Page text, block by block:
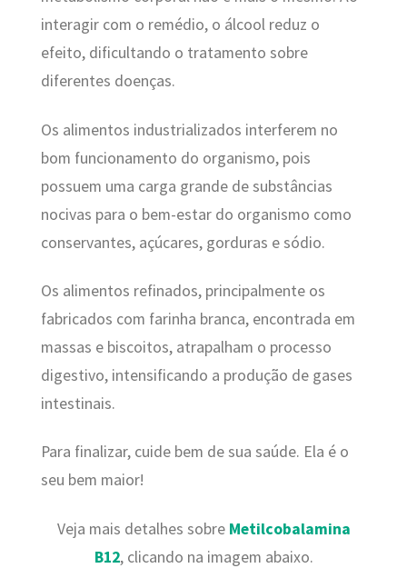
interagir com o remédio, o álcool reduz o
efeito, dificultando o tratamento sobre
diferentes doenças.
Os alimentos industrializados interferem no
bom funcionamento do organismo, pois
possuem uma carga grande de substâncias
nocivas para o bem-estar do organismo como
conservantes, açúcares, gorduras e sódio.
Os alimentos refinados, principalmente os
fabricados com farinha branca, encontrada em
massas e biscoitos, atrapalham o processo
digestivo, intensificando a produção de gases
intestinais.
Para finalizar, cuide bem de sua saúde. Ela é o
seu bem maior!
Veja mais detalhes sobre Metilcobalamina
B12, clicando na imagem abaixo.